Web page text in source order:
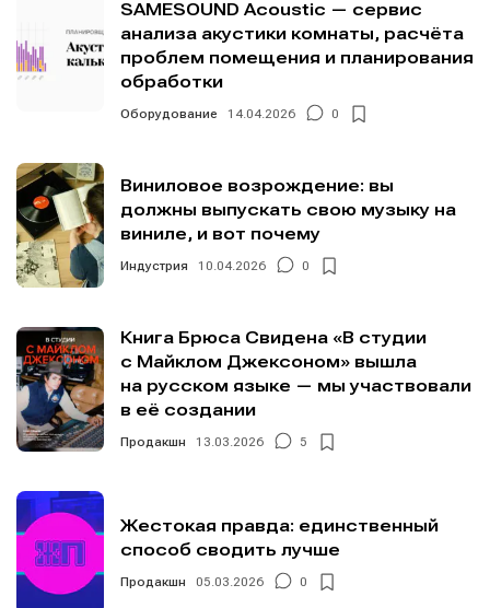
Правила
площадки
Правила
площадки
Правила
площадки
Мы в социальных сетях
О проекте Реклама
Редакционная политика (в разработке)
Предложение новостей
Правила
площадки
Мы в социальных сетях
О проекте Реклама
Редакционная политика (в разработке)
Предложение новостей
SAMESOUND Acoustic — сервис
анализа акустики комнаты, расчёта
проблем помещения и планирования
обработки
Оборудование 14.04.2026 0
Виниловое возрождение: вы
должны выпускать свою музыку на
виниле, и вот почему
Индустрия 10.04.2026 0
Книга Брюса Свидена «В студии
с Майклом Джексоном» вышла
на русском языке — мы участвовали
в её создании
Продакшн 13.03.2026 5
Жестокая правда: единственный
способ сводить лучше
Продакшн 05.03.2026 0